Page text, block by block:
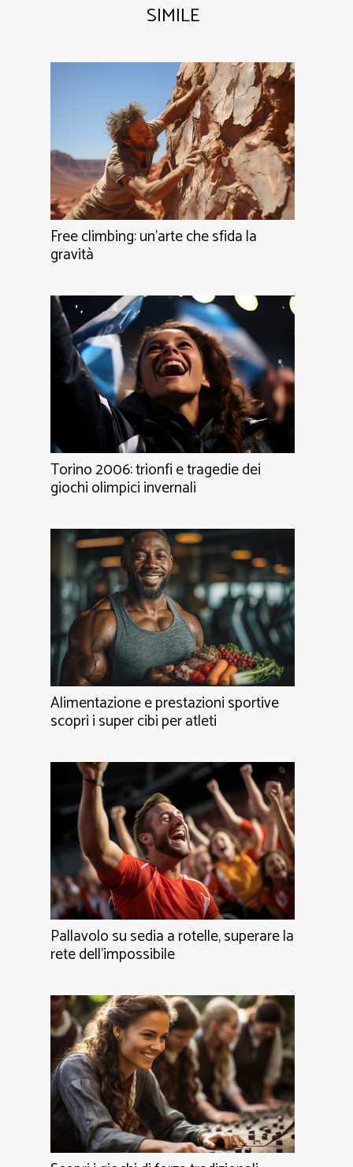
SIMILE
Free climbing: un'arte che sfida la
gravità
Torino 2006: trionfi e tragedie dei
giochi olimpici invernali
Alimentazione e prestazioni sportive
scopri i super cibi per atleti
Pallavolo su sedia a rotelle, superare la
rete dell'impossibile